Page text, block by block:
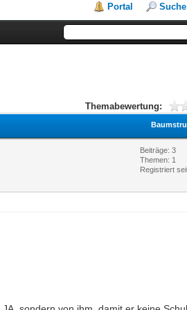
Portal Suche
Themabewertung:
Beiträge: 3
Themen: 1
Registriert